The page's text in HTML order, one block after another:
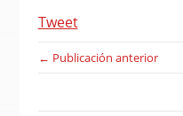
Tweet
← Publicación anterior